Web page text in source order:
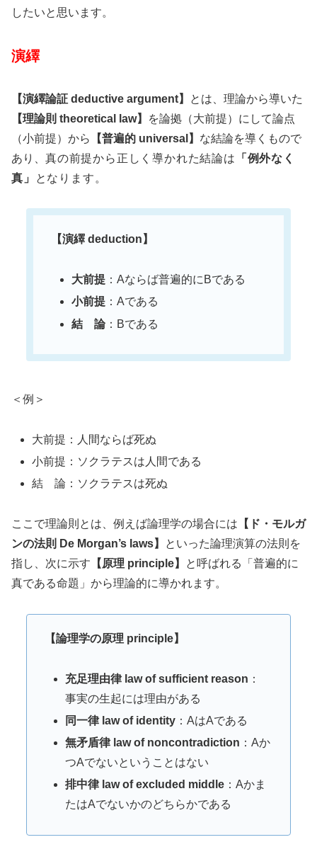
したいと思います。
演繹
【演繹論証 deductive argument】
とは、理論から導いた
【理論則 theoretical law】
を論拠（大前提）にして論点
（小前提）から
【普遍的 universal】 な結論を導くもので
あり、 真の前提から正しく導かれた結論は
「例外なく
真」
となります。
【演繹 deduction】
大前提：Aならば普遍的にBである
小前提：Aである
結 論：Bである
＜例＞
大前提：人間ならば死ぬ
小前提：ソクラテスは人間である
結 論：ソクラテスは死ぬ
ここで理論則とは、例えば論理学の場合には 【ド・モルガ
ンの法則 De Morgan’s laws】
といった論理演算の法則を
指し、次に示す 【原理 principle】
と呼ばれる「普遍的に
真である命題」から理論的に導かれます。
【論理学の原理 principle】
充足理由律 law of sufficient reason ：
事実の生起には理由がある
同一律 law of identity：AはAである
無矛盾律 law of noncontradiction ：Aか
つAでないということはない
排中律 law of excluded middle：Aかま
たはAでないかのどちらかである